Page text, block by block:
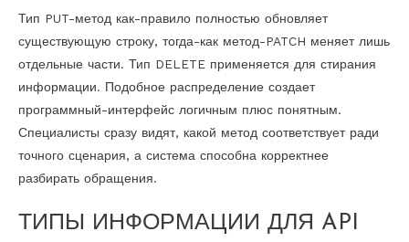
Тип PUT-метод как-правило полностью обновляет
существующую строку, тогда-как метод-PATCH меняет лишь
отдельные части. Тип DELETE применяется для стирания
информации. Подобное распределение создает
программный-интерфейс логичным плюс понятным.
Специалисты сразу видят, какой метод соответствует ради
точного сценария, а система способна корректнее
разбирать обращения.
ТИПЫ ИНФОРМАЦИИ ДЛЯ API